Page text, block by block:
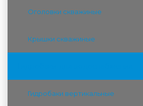
Оголовки скважиные
Крышки скважиные
Гидробаки вертикальные